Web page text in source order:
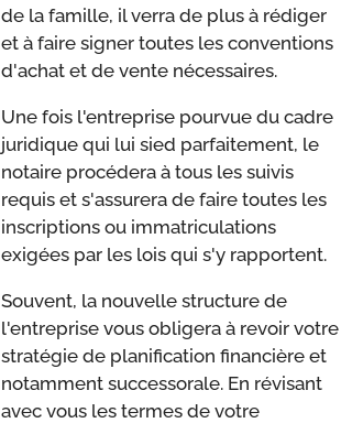
de la famille, il verra de plus à rédiger
et à faire signer toutes les conventions
d'achat et de vente nécessaires.
Une fois l'entreprise pourvue du cadre
juridique qui lui sied parfaitement, le
notaire procédera à tous les suivis
requis et s'assurera de faire toutes les
inscriptions ou immatriculations
exigées par les lois qui s'y rapportent.
Souvent, la nouvelle structure de
l'entreprise vous obligera à revoir votre
stratégie de planification financière et
notamment successorale. En révisant
avec vous les termes de votre